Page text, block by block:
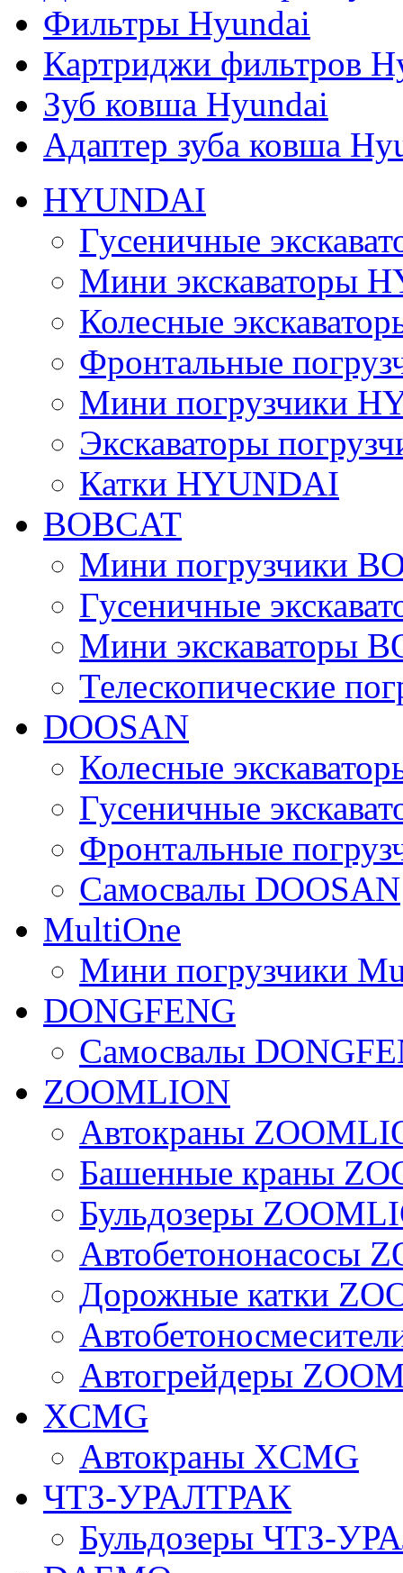
Фильтры Hyundai
Картриджи фильтров
Зуб ковша Hyundai
Адаптер зуба ковша
HYUNDAI
Гусеничные
Мини экскаваторы
Колесные
Фронтальные
Мини погрузчики
Экскаваторы
Катки HYUNDAI
BOBCAT
Мини погрузчики
Гусеничные
Мини экскаваторы
Телескопические
DOOSAN
Колесные
Гусеничные
Фронтальные
Самосвалы DOOSAN
MultiOne
Мини погрузчики
DONGFENG
Самосвалы
ZOOMLION
Автокраны
Башенные краны
Бульдозеры
Автобетононасосы
Дорожные катки
Автогрейдеры
XCMG
Автокраны XCMG
ЧТЗ-УРАЛТРАК
Бульдозеры ЧТЗ-